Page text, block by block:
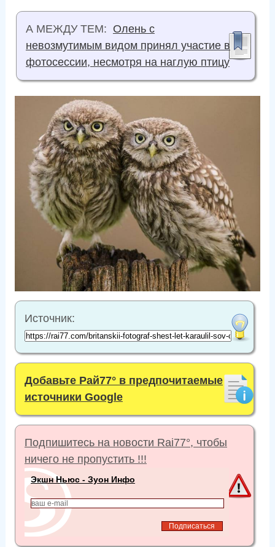
А МЕЖДУ ТЕМ: Олень с
невозмутимым видом принял участие в
фотосессии, несмотря на наглую птицу
Источник:
Добавьте Рай77° в предпочитаемые
источники Google
Подпишитесь на новости Rai77°, чтобы
ничего не пропустить !!!
Экшн Ньюс - Зуон Инфо